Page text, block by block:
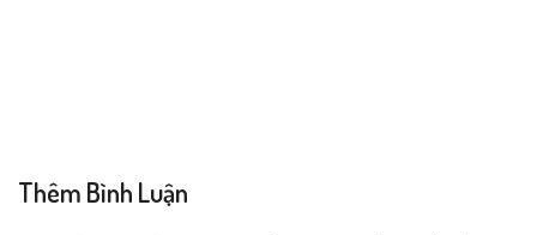
Thêm Bình Luận